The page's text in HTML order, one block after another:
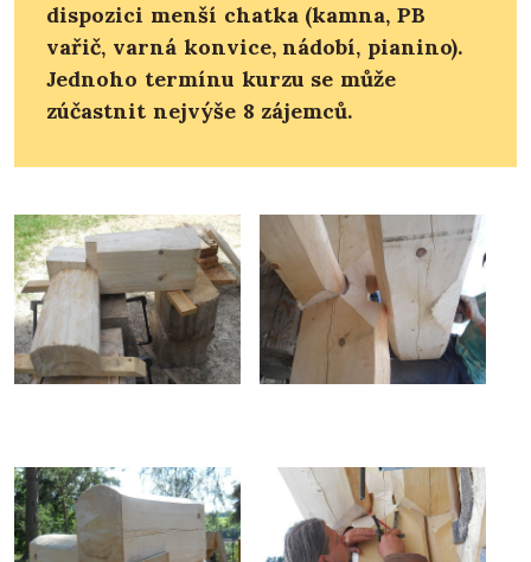
dispozici menší chatka (kamna, PB
vařič, varná konvice, nádobí, pianino).
Jednoho termínu kurzu se může
zúčastnit nejvýše 8 zájemců.